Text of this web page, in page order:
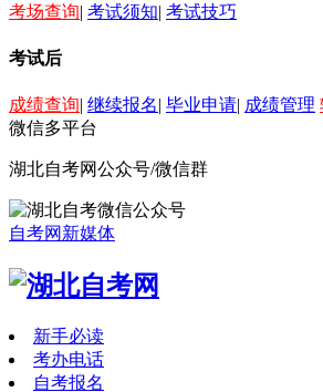
考场查询| 考试须知| 考试技巧
考试后
成绩查询| 继续报名| 毕业申请| 成绩管理
微信多平台
湖北自考网公众号/微信群
自考网新媒体
新手必读
考办电话
自考报名